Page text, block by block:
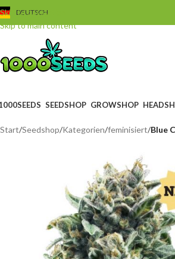
Skip to navigation
Skip to main content
DEUTSCH
SEEDSHOP GROWSHOP
Start/Seedshop/Kategorien/feminisiert/Blue